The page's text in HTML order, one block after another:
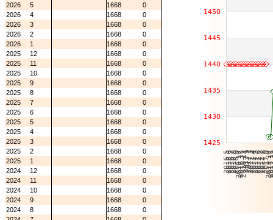
2026
5 1668
0
2026
4 1668
0
2026
3 1668
0
2026
2 1668
0
2026
1 1668
0
2025
12 1668
0
2025
11 1668
0
2025
10 1668
0
2025
9 1668
0
2025
8 1668
0
2025
7 1668
0
2025
6 1668
0
2025
5 1668
0
2025
4 1668
0
2025
3 1668
0
2025
2 1668
0
2025
1 1668
0
2024
12 1668
0
2024
11 1668
0
2024
10 1668
0
2024
9 1668
0
2024
8 1668
0